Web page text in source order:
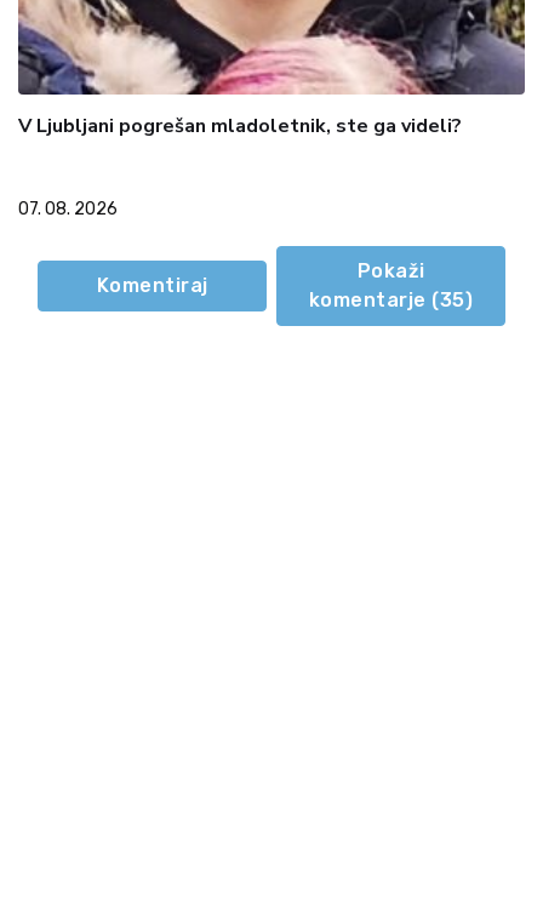
V Ljubljani pogrešan mladoletnik, ste ga videli?
07. 08. 2026
Komentiraj
Pokaži
komentarje (35)